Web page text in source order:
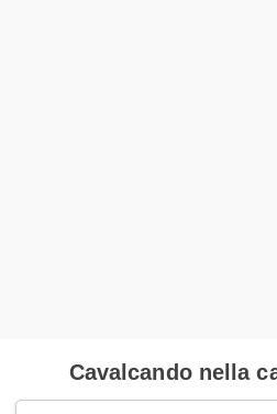
Cavalcando nella